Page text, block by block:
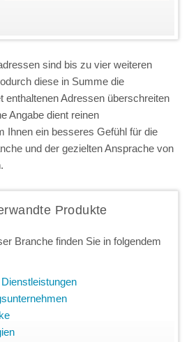
sind bis zu vier weiteren
diese in Summe die
enthaltenen Adressen überschreiten
Angabe dient reinen
Ihnen ein besseres Gefühl für die
und der gezielten Ansprache von
Produkte
Branche finden Sie in folgendem